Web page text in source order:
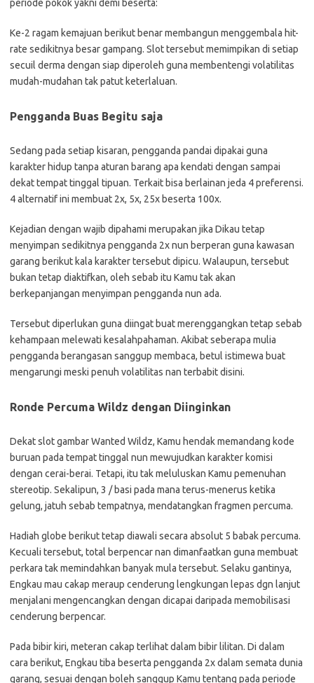
periode pokok yakni demi beserta:
Ke-2 ragam kemajuan berikut benar membangun menggembala hit-
rate sedikitnya besar gampang. Slot tersebut memimpikan di setiap
secuil derma dengan siap diperoleh guna membentengi volatilitas
mudah-mudahan tak patut keterlaluan.
Pengganda Buas Begitu saja
Sedang pada setiap kisaran, pengganda pandai dipakai guna
karakter hidup tanpa aturan barang apa kendati dengan sampai
dekat tempat tinggal tipuan. Terkait bisa berlainan jeda 4 preferensi.
4 alternatif ini membuat 2x, 5x, 25x beserta 100x.
Kejadian dengan wajib dipahami merupakan jika Dikau tetap
menyimpan sedikitnya pengganda 2x nun berperan guna kawasan
garang berikut kala karakter tersebut dipicu. Walaupun, tersebut
bukan tetap diaktifkan, oleh sebab itu Kamu tak akan
berkepanjangan menyimpan pengganda nun ada.
Tersebut diperlukan guna diingat buat merenggangkan tetap sebab
kehampaan melewati kesalahpahaman. Akibat seberapa mulia
pengganda berangasan sanggup membaca, betul istimewa buat
mengarungi meski penuh volatilitas nan terbabit disini.
Ronde Percuma Wildz dengan Diinginkan
Dekat slot gambar Wanted Wildz, Kamu hendak memandang kode
buruan pada tempat tinggal nun mewujudkan karakter komisi
dengan cerai-berai. Tetapi, itu tak meluluskan Kamu pemenuhan
stereotip. Sekalipun, 3 / basi pada mana terus-menerus ketika
gelung, jatuh sebab tempatnya, mendatangkan fragmen percuma.
Hadiah globe berikut tetap diawali secara absolut 5 babak percuma.
Kecuali tersebut, total berpencar nan dimanfaatkan guna membuat
perkara tak memindahkan banyak mula tersebut. Selaku gantinya,
Engkau mau cakap meraup cenderung lengkungan lepas dgn lanjut
menjalani mengencangkan dengan dicapai daripada memobilisasi
cenderung berpencar.
Pada bibir kiri, meteran cakap terlihat dalam bibir lilitan. Di dalam
cara berikut, Engkau tiba beserta pengganda 2x dalam semata dunia
garang, sesuai dengan boleh sanggup Kamu tentang pada periode